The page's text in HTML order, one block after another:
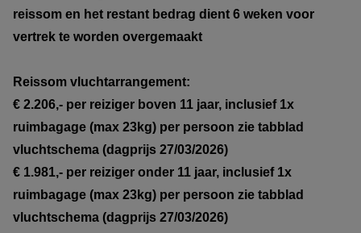
reissom en het restant bedrag dient 6 weken voor
vertrek te worden overgemaakt
Reissom vluchtarrangement:
€ 2.206,- per reiziger boven 11 jaar, inclusief 1x
ruimbagage (max 23kg) per persoon zie tabblad
vluchtschema (dagprijs 27/03/2026)
€ 1.981,- per reiziger onder 11 jaar, inclusief 1x
ruimbagage (max 23kg) per persoon zie tabblad
vluchtschema (dagprijs 27/03/2026)